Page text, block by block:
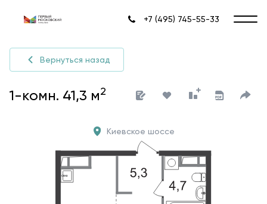
+7 (495) 745-55-33
Вернуться назад
1-комн. 41,3 м2
Киевское шоссе